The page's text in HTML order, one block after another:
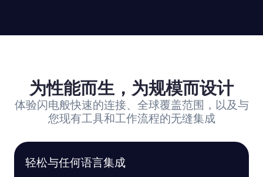
为性能而生，为规模而设计
体验闪电般快速的连接、全球覆盖范围，以及与
您现有工具和工作流程的无缝集成
轻松与任何语言集成